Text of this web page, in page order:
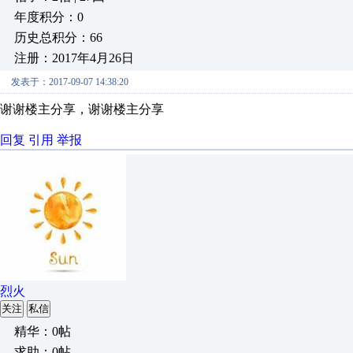
年度积分：0
历史总积分：66
注册：2017年4月26日
发表于：2017-09-07 14:38:20
谢谢楼主分享，谢谢楼主分享
回复 引用 举报
烈火
关注 私信
精华：0帖